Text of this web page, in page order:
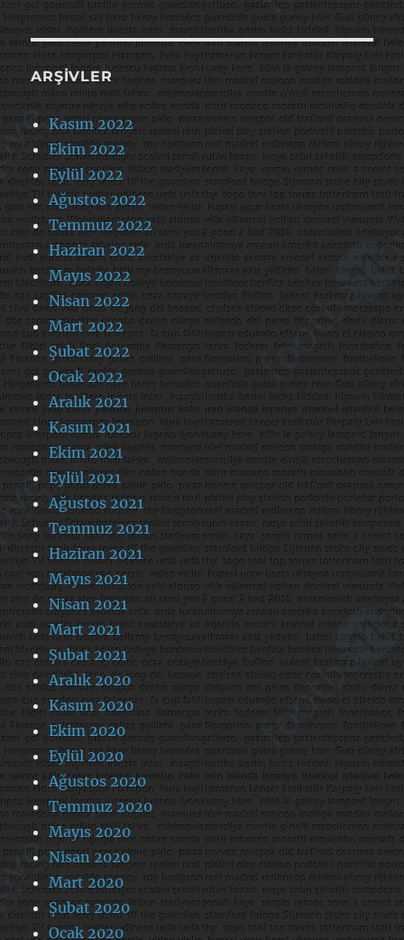
ARŞIVLER
Kasım 2022
Ekim 2022
Eylül 2022
Ağustos 2022
Temmuz 2022
Haziran 2022
Mayıs 2022
Nisan 2022
Mart 2022
Şubat 2022
Ocak 2022
Aralık 2021
Kasım 2021
Ekim 2021
Eylül 2021
Ağustos 2021
Temmuz 2021
Haziran 2021
Mayıs 2021
Nisan 2021
Mart 2021
Şubat 2021
Aralık 2020
Kasım 2020
Ekim 2020
Eylül 2020
Ağustos 2020
Temmuz 2020
Mayıs 2020
Nisan 2020
Mart 2020
Şubat 2020
Ocak 2020